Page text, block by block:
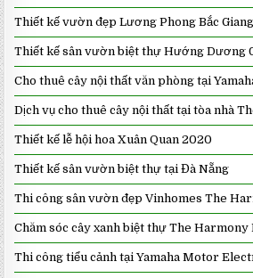
Thiết kế vườn đẹp Lương Phong Bắc Giang
Thiết kế sân vườn biệt thự Hướng Dương
Cho thuê cây nội thất văn phòng tại
Dịch vụ cho thuê cây nội thất tại tòa nhà
Thiết kế lễ hội hoa Xuân Quan 2020
Thiết kế sân vườn biệt thự tại Đà Nẵng
Thi công sân vườn đẹp Vinhomes The
Chăm sóc cây xanh biệt thự The Harmony
Thi công tiểu cảnh tại Yamaha Motor